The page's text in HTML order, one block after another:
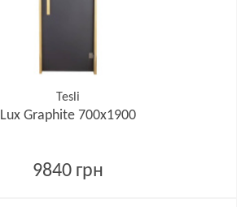
Tesli
Lux Graphite 700х1900
9840 грн